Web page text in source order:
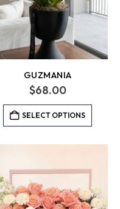
GUZMANIA
$68.00
SELECT OPTIONS